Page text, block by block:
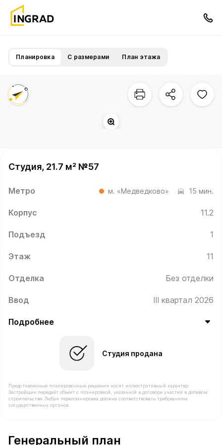
Планировка С размерами План этажа
Студия, 21.7 м² №57
Метро м. «Медведково» 15 мин.
Корпус 11.2
Подъезд 1
Этаж 11
Отделка Без отделки
Ввод III квартал 2026
Подробнее
Студия продана
Представленные планировочные решения носят иллюстративный характер.
Застройщик передаёт объект с планировкой, указанной в договоре участия в долевом
строительстве. Любая перепланировка должна соответствовать требованиям
государственных органов.
Генеральный план